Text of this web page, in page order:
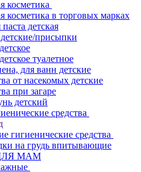
косметика
косметика в торговых марках
детская
присыпки
туалетное
для ванн детские
от насекомых детские
при загаре
детский
средства
гигиенические средства
на грудь впитывающие
ДЛЯ МАМ